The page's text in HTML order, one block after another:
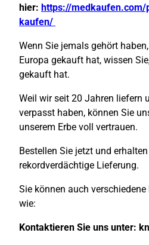
hier: https://
kaufen/
Wenn Sie jemals gehört
Europa gekauft hat, wissen
gekauft hat.
Weil wir seit 20 Jahren liefern
verpasst haben, können Sie
unserem Erbe voll vertrauen.
Bestellen Sie jetzt und
rekordverdächtige Lieferung.
Sie können auch
wie:
Kontaktieren Sie uns unter: